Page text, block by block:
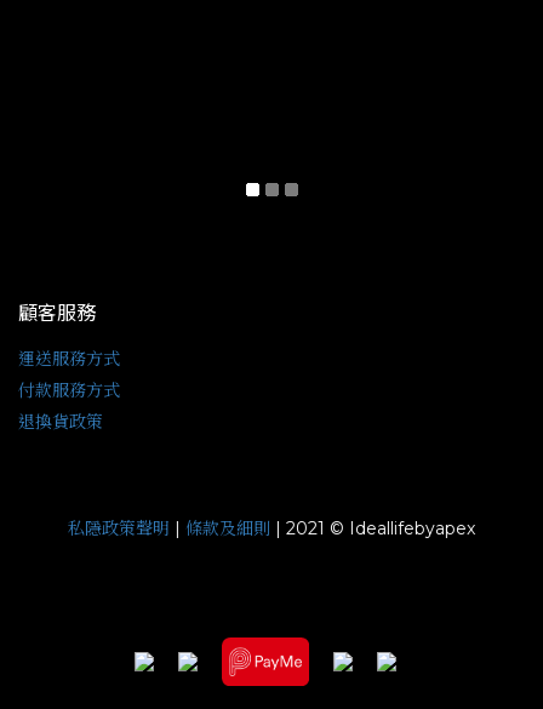
顧客服務
運送服務方式
付款服務方式
退換貨政策
私隱政策聲明 | 條款及細則 | 2021 © Ideallifebyapex